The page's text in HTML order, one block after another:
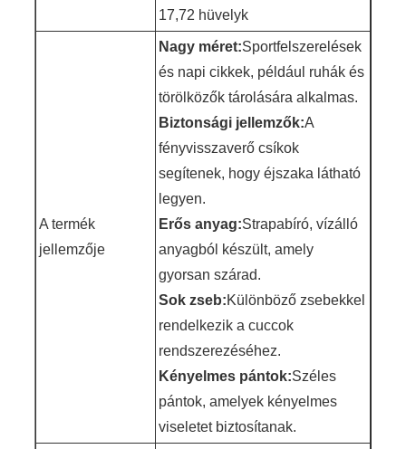
17,72 hüvelyk
A termék
jellemzője
Nagy méret:Sportfelszerelések
és napi cikkek, például ruhák és
törölközők tárolására alkalmas.
Biztonsági jellemzők:A
fényvisszaverő csíkok
segítenek, hogy éjszaka látható
legyen.
Erős anyag:Strapabíró, vízálló
anyagból készült, amely
gyorsan szárad.
Sok zseb:Különböző zsebekkel
rendelkezik a cuccok
rendszerezéséhez.
Kényelmes pántok:Széles
pántok, amelyek kényelmes
viseletet biztosítanak.